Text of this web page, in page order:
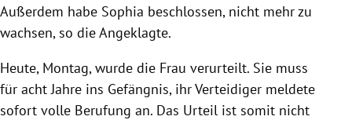
Außerdem habe Sophia beschlossen, nicht mehr zu
wachsen, so die Angeklagte.
Heute, Montag, wurde die Frau verurteilt. Sie muss
für acht Jahre ins Gefängnis, ihr Verteidiger meldete
sofort volle Berufung an. Das Urteil ist somit nicht